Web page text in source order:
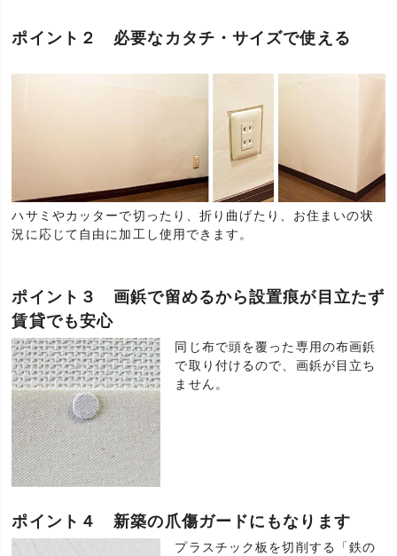
ポイント２ 必要なカタチ・サイズで使える
ハサミやカッターで切ったり、折り曲げたり、お住まいの状
況に応じて自由に加工し使用できます。
ポイント３ 画鋲で留めるから設置痕が目立たず
賃貸でも安心
同じ布で頭を覆った専用の布画鋲
で取り付けるので、画鋲が目立ち
ません。
ポイント４ 新築の爪傷ガードにもなります
プラスチック板を切削する「鉄の